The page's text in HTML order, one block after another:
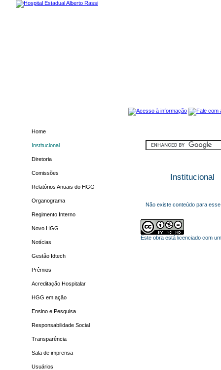
Home
Institucional
Diretoria
Comissões
Relatórios Anuais do HGG
Organograma
Regimento Interno
Novo HGG
Notícias
Gestão Idtech
Prêmios
Acreditação Hospitalar
HGG em ação
Ensino e Pesquisa
Responsabilidade Social
Transparência
Sala de imprensa
Usuários
Institucional
Não existe conteúdo para
Este obra está licenciado com